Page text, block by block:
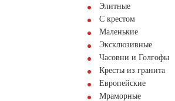
Элитные
С крестом
Маленькие
Эксклюзивные
Часовни и Голгофы
Кресты из гранита
Европейские
Мраморные